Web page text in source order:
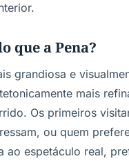
que a Pena?
grandiosa e
mais
Os primeiros
ou quem
ao espetáculo real,